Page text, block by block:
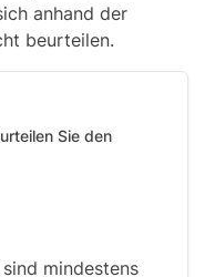
anhand der
beurteilen.
Sie den
mindestens